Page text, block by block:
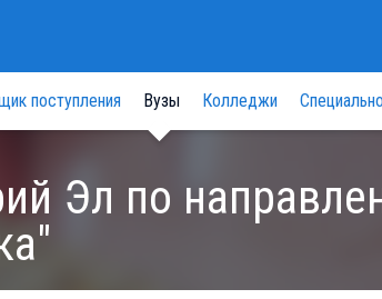
поступления Вузы Колледжи
Эл по